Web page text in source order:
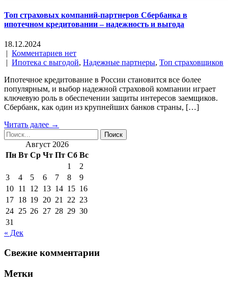
Топ страховых компаний-партнеров Сбербанка в
ипотечном кредитовании – надежность и выгода
18.12.2024
| Комментариев нет
| Ипотека с выгодой, Надежные партнеры, Топ страховщиков
Ипотечное кредитование в России становится все более
популярным, и выбор надежной страховой компании играет
ключевую роль в обеспечении защиты интересов заемщиков.
Сбербанк, как один из крупнейших банков страны, […]
Читать далее →
Август 2026
Пн Вт Ср Чт Пт Сб Вс
1
2
3
4 5 6 7 8
9
10 11 12 13 14 15 16
17 18 19 20 21 22 23
24 25 26 27 28 29 30
31
« Дек
Свежие комментарии
Метки